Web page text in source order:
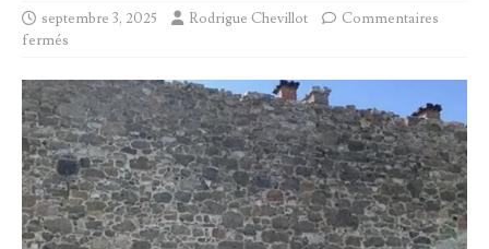
septembre 3, 2025 Rodrigue Chevillot
Commentaires
fermés